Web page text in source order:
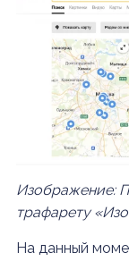
Изображение:
трафарету
На данный